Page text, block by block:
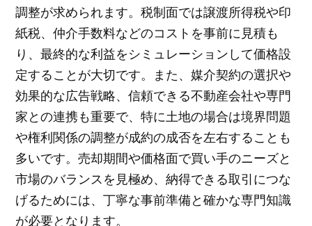
調整が求められます。税制面では譲渡所得税や印
紙税、仲介手数料などのコストを事前に見積も
り、最終的な利益をシミュレーションして価格設
定することが大切です。また、媒介契約の選択や
効果的な広告戦略、信頼できる不動産会社や専門
家との連携も重要で、特に土地の場合は境界問題
や権利関係の調整が成約の成否を左右することも
多いです。売却期間や価格面で買い手のニーズと
市場のバランスを見極め、納得できる取引につな
げるためには、丁寧な事前準備と確かな専門知識
が必要となります。